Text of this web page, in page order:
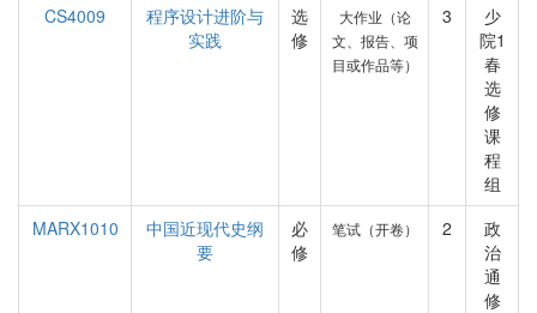
CS4009
程序设计进阶与
实践
选
修
大作业（论
文、报告、项
目或作品等）
3
少
院1
春
选
修
课
程
组
MARX1010
中国近现代史纲
要
必
修
笔试（开卷） 2
政
治
通
修